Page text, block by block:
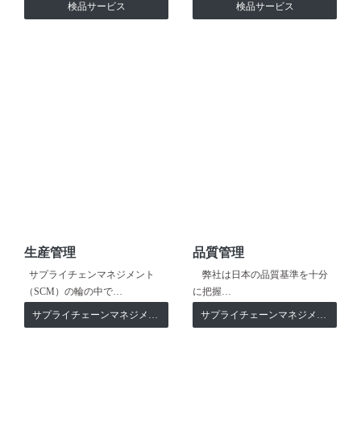
検品サービス 検品サービス
生産管理
サプライチェンマネジメント
（SCM）の輪の中で…
サプライチェーンマネジメント
品質管理
弊社は日本の品質基準を十分
に把握…
サプライチェーンマネジメント